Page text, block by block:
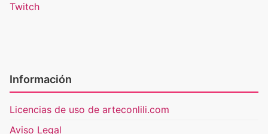
Twitch
Información
Licencias de uso de arteconlili.com
Aviso Legal